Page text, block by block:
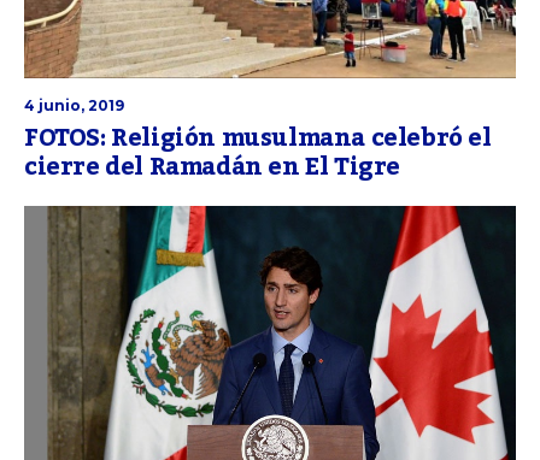
4 junio, 2019
FOTOS: Religión musulmana celebró el
cierre del Ramadán en El Tigre